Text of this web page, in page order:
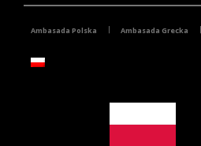
Ambasada Polska Ambasada Grecka